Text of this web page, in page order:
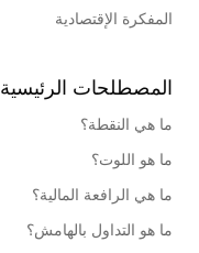
المفكرة الإقتصادية
المصطلحات الرئيسية
ما هي النقطة؟
ما هو اللوت؟
ما هي الرافعة المالية؟
ما هو التداول بالهامش؟